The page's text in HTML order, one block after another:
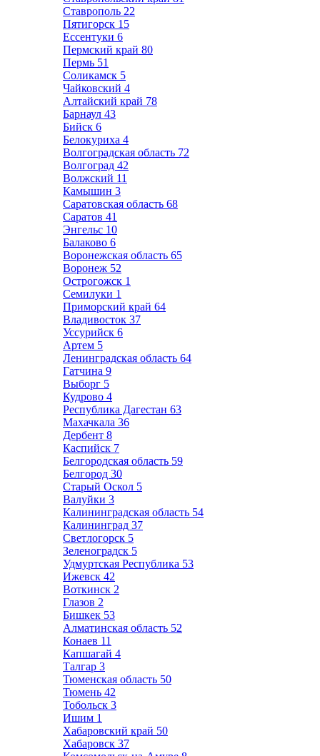
Ставрополь 22
Пятигорск 15
Ессентуки 6
Пермский край 80
Пермь 51
Соликамск 5
Чайковский 4
Алтайский край 78
Барнаул 43
Бийск 6
Белокуриха 4
Волгоградская область 72
Волгоград 42
Волжский 11
Камышин 3
Саратовская область 68
Саратов 41
Энгельс 10
Балаково 6
Воронежская область 65
Воронеж 52
Острогожск 1
Семилуки 1
Приморский край 64
Владивосток 37
Уссурийск 6
Артем 5
Ленинградская область 64
Гатчина 9
Выборг 5
Кудрово 4
Республика Дагестан 63
Махачкала 36
Дербент 8
Каспийск 7
Белгородская область 59
Белгород 30
Старый Оскол 5
Валуйки 3
Калининградская область 54
Калининград 37
Светлогорск 5
Зеленоградск 5
Удмуртская Республика 53
Ижевск 42
Воткинск 2
Глазов 2
Бишкек 53
Алматинская область 52
Конаев 11
Капшагай 4
Талгар 3
Тюменская область 50
Тюмень 42
Тобольск 3
Ишим 1
Хабаровский край 50
Хабаровск 37